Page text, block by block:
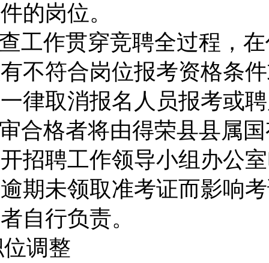
的岗位。
工作贯穿竞聘全过程，
不符合岗位报考资格条
律取消报名人员报考或
合格者将由得荣县县属
招聘工作领导小组办公
期未领取准考证而影响
自行负责。
调整